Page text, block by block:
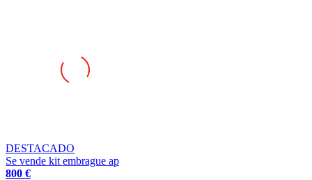
DESTACADO
Se vende kit embrague ap
800 €